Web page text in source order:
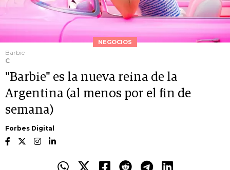
NEGOCIOS
Barbie
C
"Barbie" es la nueva reina de la
Argentina (al menos por el fin de
semana)
Forbes Digital